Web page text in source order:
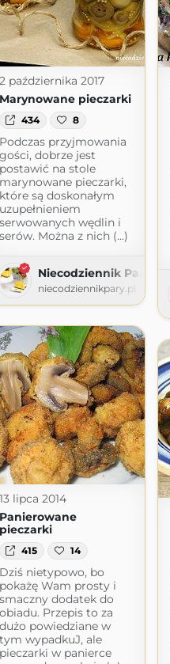
2 października 2017
Marynowane pieczarki
434 8
Podczas przyjmowania
gości, dobrze jest
postawić na stole
marynowane pieczarki,
które są doskonałym
uzupełnieniem
serwowanych wędlin i
serów. Można z nich (...)
Niecodziennik Pary
niecodziennikpary.pl
13 lipca 2014
Panierowane
pieczarki
415 14
Dziś nietypowo, bo
pokażę Wam prosty i
smaczny dodatek do
obiadu. Przepis to za
dużo powiedziane w
tym wypadkuJ, ale
pieczarki w panierce